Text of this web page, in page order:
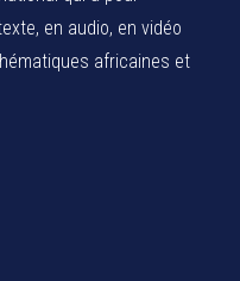
en audio, en vidéo
africaines et